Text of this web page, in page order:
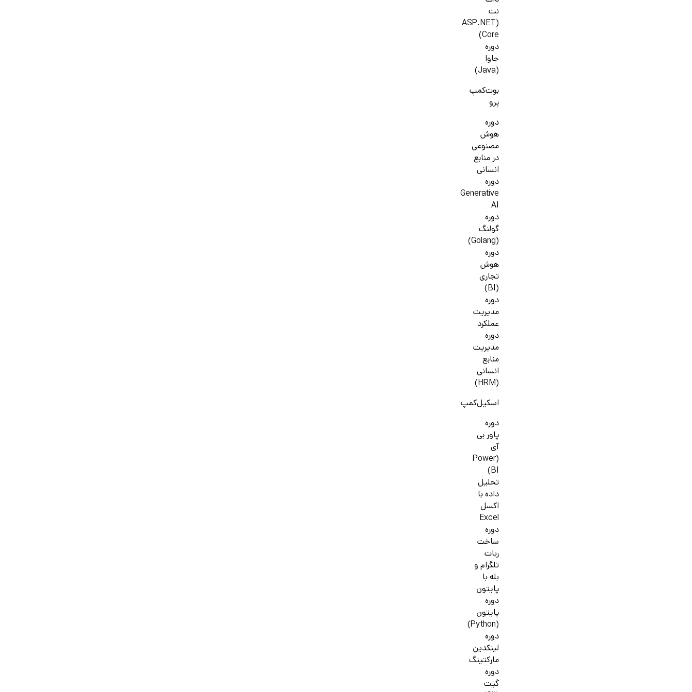
نت
(ASP.NET
Core)
دوره
جاوا
(Java)
بوت‌کمپ
پرو
دوره
هوش
مصنوعی
در منابع
انسانی
دوره
Generative
AI
دوره
گولنگ
(Golang)
دوره
هوش
تجاری
(BI)
دوره
مدیریت
عملکرد
دوره
مدیریت
منابع
انسانی
(HRM)
اسکیل‌کمپ
دوره
پاور بی
آی
(Power
BI)
تحلیل
داده با
اکسل
Excel
دوره
ساخت
ربات
تلگرام و
بله با
پایتون
دوره
پایتون
(Python)
دوره
لینکدین
مارکتینگ
دوره
گیت